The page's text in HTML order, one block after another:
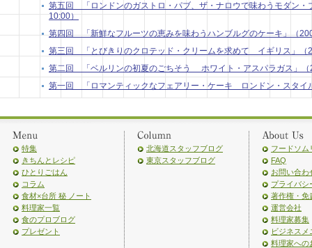
第五回 「ロンドンのガストロ・パブ、ザ・ナロウで味わうモダン・
10:00）
第四回 「新鮮なフルーツの恵みを味わうハンブルグのケーキ」（
第三回 「とびきりのクロテッド・クリームを求めて イギリス」（
第二回 「ベルリンの初夏のごちそう ホワイト・アスパラガス」（
第一回 「ロマンティックなフェアリー・ケーキ ロンドン・スタイ
特集
きちんとレシピ
ひとりごはん
コラム
食材×台所 秘 ノート
料理家一覧
食のプロブログ
プレゼント
北海道スタッフブログ
東京スタッフブログ
フードソム
FAQ
お問い合わ
プライバシ
著作権・免
運営会社
料理家募集
ビジネスメ
料理家への